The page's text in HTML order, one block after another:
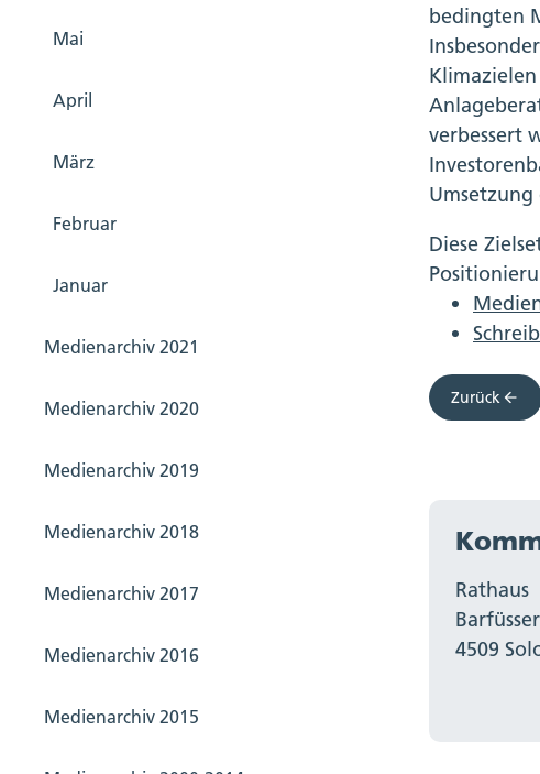
Mai
April
März
Februar
Januar
Medienarchiv 2021
Medienarchiv 2020
Medienarchiv 2019
Medienarchiv 2018
Medienarchiv 2017
Medienarchiv 2016
Medienarchiv 2015
bedingten
verbessert
Diese
Zurück
Rathaus
4509